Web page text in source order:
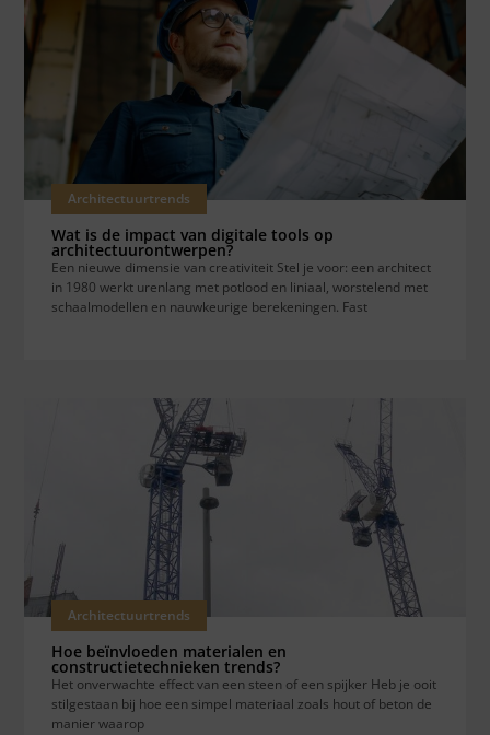
Architectuurtrends
Wat is de impact van digitale tools op
architectuurontwerpen?
Een nieuwe dimensie van creativiteit Stel je voor: een architect
in 1980 werkt urenlang met potlood en liniaal, worstelend met
schaalmodellen en nauwkeurige berekeningen. Fast
Architectuurtrends
Hoe beïnvloeden materialen en
constructietechnieken trends?
Het onverwachte effect van een steen of een spijker Heb je ooit
stilgestaan bij hoe een simpel materiaal zoals hout of beton de
manier waarop